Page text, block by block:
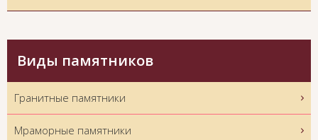
Виды памятников
Гранитные памятники
Мраморные памятники